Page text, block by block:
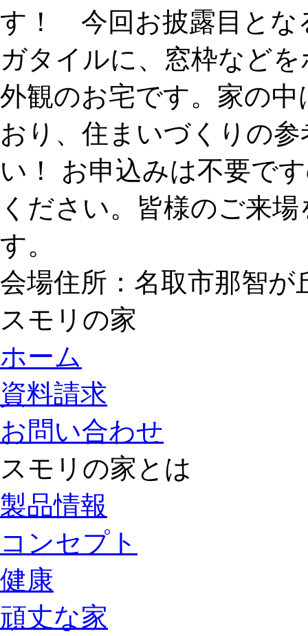
す！ 今回お披露目とな
ガタイルに、窓枠など
外観のお宅です。家の
おり、住まいづくりの
い！ お申込みは不要で
ください。皆様のご来
す。
会場住所：名取市那智が
スモリの家
ホーム
資料請求
お問い合わせ
スモリの家とは
製品情報
コンセプト
健康
頑丈な家